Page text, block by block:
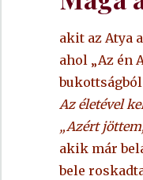
akit az Atya
ahol „Az én
Az életével
„Azért
akik már
bele